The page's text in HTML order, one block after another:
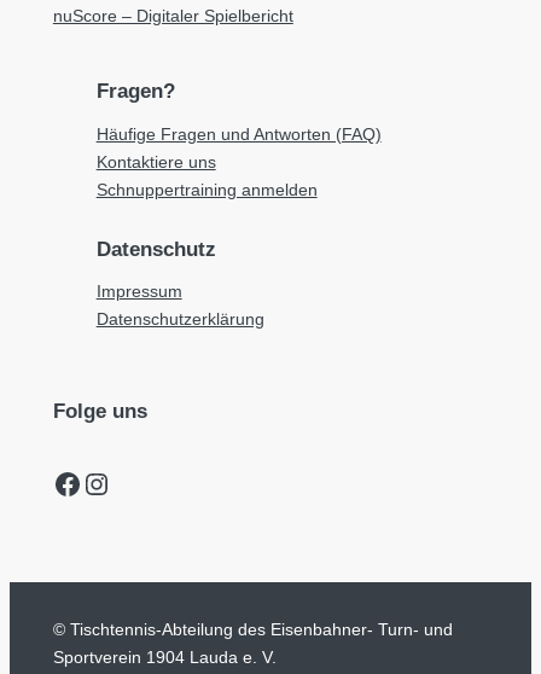
nuScore – Digitaler Spielbericht
Fragen?
Häufige Fragen und Antworten (FAQ)
Kontaktiere uns
Schnuppertraining anmelden
Datenschutz
Impressum
Datenschutzerklärung
Folge uns
Facebook Instagram
© Tischtennis-Abteilung des Eisenbahner- Turn- und
Sportverein 1904 Lauda e. V.